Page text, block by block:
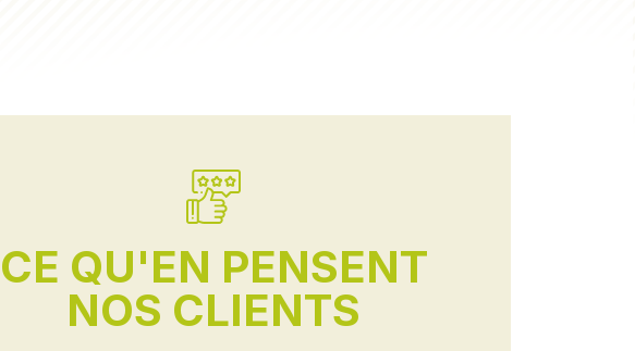
CE QU'EN PENSENT
NOS CLIENTS